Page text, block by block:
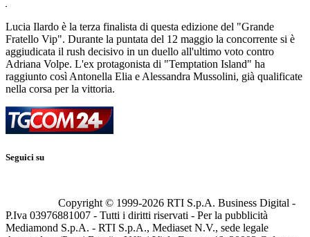
Lucia Ilardo è la terza finalista di questa edizione del "Grande
Fratello Vip". Durante la puntata del 12 maggio la concorrente si è
aggiudicata il rush decisivo in un duello all'ultimo voto contro
Adriana Volpe. L'ex protagonista di "Temptation Island" ha
raggiunto così Antonella Elia e Alessandra Mussolini, già qualificate
nella corsa per la vittoria.
Seguici su
Copyright © 1999-2026 RTI S.p.A. Business Digital -
P.Iva 03976881007 - Tutti i diritti riservati - Per la pubblicità
Mediamond S.p.A. - RTI S.p.A., Mediaset N.V., sede legale